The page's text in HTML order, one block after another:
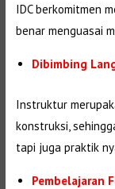
IDC berkomitmen
benar menguasai
Dibimbing
Instruktur
konstruksi,
tapi juga praktik
Pembelajaran